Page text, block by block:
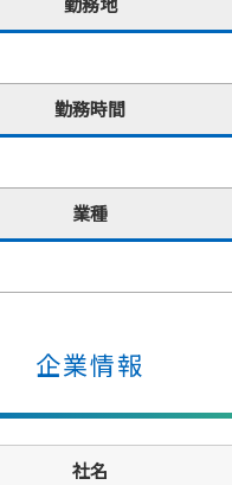
勤務時間
業種
企業情報
社名